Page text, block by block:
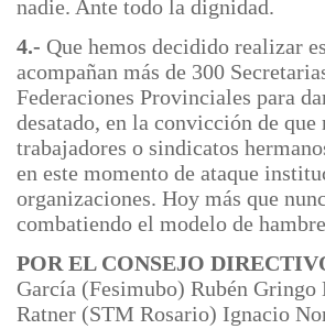
nadie. Ante todo la dignidad.
4.- Que hemos decidido realizar
acompañan más de 300
Federaciones Provinciales para
desatado, en la convicción de
trabajadores o sindicatos
en este momento de ataque
organizaciones. Hoy más que
combatiendo el modelo de
POR EL CONSEJO
García (Fesimubo) Rubén
Ratner (STM Rosario) Ignacio